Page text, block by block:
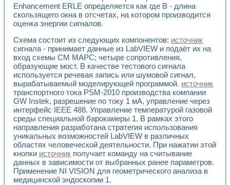
Enhancement ERLE определяется как где В - длина
скользящего окна в отсчетах, на котором производится
оценка энергии сигналов.
Схема состоит из следующих компонентов: источник
сигнала - принимает данные из LabVIEW и подаёт их на
вход схемы СМ МАРС; четыре сопротивления,
образующие мост. В качестве тестового сигнала
используется речевая запись или шумовой сигнал,
вырабатываемый моделирующей программой. источник
транспортного тока PSM-2010 производства компании
GW Instek, разрешение по току 1 мА, управление через
интерфейс IEEE 488. Управление температурой газовой
среды специальной барокамеры 1. В рамках этого
направления разработана стратегия использования
уникальных возможностей LabVIEW в различных
областях человеческой деятельности. При нажатии этой
кнопки источник получает команду на считывание
данных в зависимости от выбранных ранее параметров.
Применение NI VISION для геометрического анализа в
медицинской эндоскопии 1.